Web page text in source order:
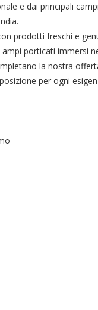
e dai principali
prodotti freschi e
porticati immersi
la nostra
per ogni